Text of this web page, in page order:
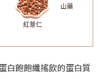
白飽飽纖搖飲的蛋白質